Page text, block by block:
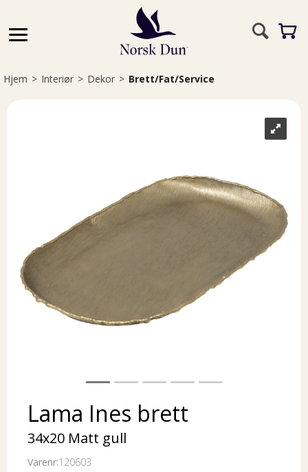
Hjem>Interiør>Dekor>Brett/Fat/Service
Lama Ines brett
34x20 Matt gull
Varenr:120603